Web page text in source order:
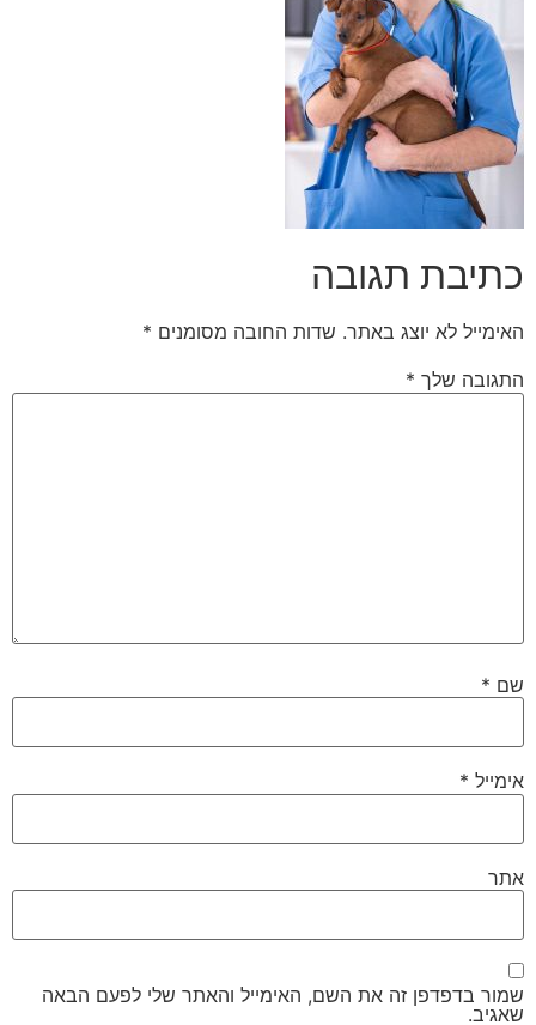
כתיבת תגובה
האימייל לא יוצג באתר. שדות החובה מסומנים *
התגובה שלך *
שם *
אימייל *
אתר
שמור בדפדפן זה את השם, האימייל והאתר שלי לפעם הבאה
שאגיב.